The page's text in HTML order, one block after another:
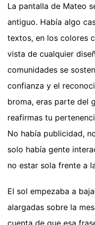
La pantalla de Mateo
antiguo. Había algo
textos, en los colores
vista de cualquier
comunidades se
confianza y el
broma, eras parte del
reafirmas tu
No había publicidad,
solo había gente
no estar sola frente a
El sol empezaba a
alargadas sobre la
cuenta de que esa